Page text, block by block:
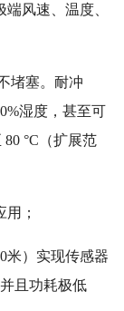
湿度，甚至可
用；
）实现传感器
且功耗极低